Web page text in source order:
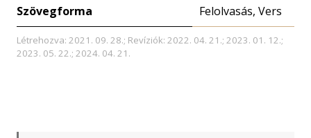
Szövegforma Felolvasás, Vers
Létrehozva: 2021. 09. 28.; Revíziók: 2022. 04. 21.; 2023. 01. 12.;
2023. 05. 22.; 2024. 04. 21.